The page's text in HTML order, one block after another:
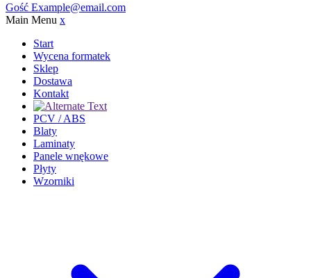
Gość Example@email.com
Main Menu x
Start
Wycena formatek
Sklep
Dostawa
Kontakt
PCV / ABS
Blaty
Laminaty
Panele wnękowe
Płyty
Wzorniki